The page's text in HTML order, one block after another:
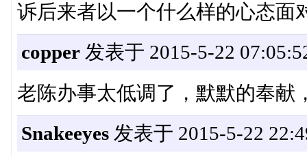
诉后来者以一个什么样的心态面
copper发表于 2015-5-22
老陈办事太低调了，默默的奉献
Snakeeyes发表于 2015-5-22